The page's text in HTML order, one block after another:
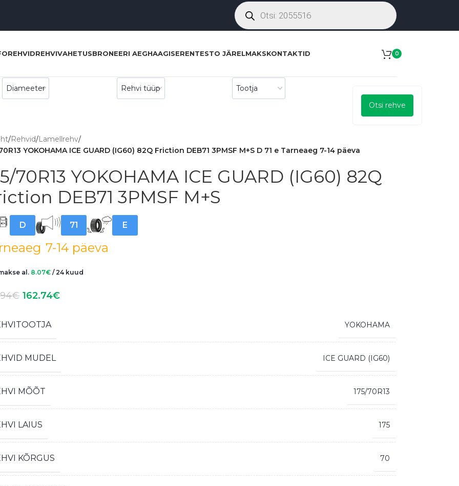
REHVIDREHVIVAHETUSBRONEERI AEGHAAGISERENTESTO JÄRELMAKSKONTAKTID 0
Otsi rehve
/Rehvid/Lamellrehv/
YOKOHAMA ICE GUARD (IG60) 82Q Friction DEB71 3PMSF M+S D 71 e Tarneaeg 7-14 päeva
70R13 YOKOHAMA ICE GUARD (IG60) 82Q
DEB71 3PMSF M+S
D 71 E
7-14 päeva
al. 8.07€ / 24 kuud
€ 162.74€
YOKOHAMA
MUDEL ICE GUARD (IG60)
MÕÕT 175/70R13
LAIUS 175
KÕRGUS 70